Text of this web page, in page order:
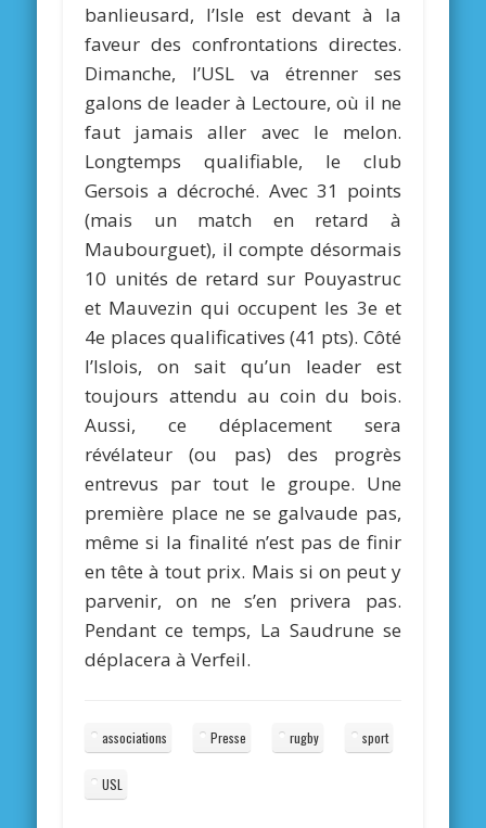
banlieusard, l’Isle est devant à la
faveur des confrontations directes.
Dimanche, l’USL va étrenner ses
galons de leader à Lectoure, où il ne
faut jamais aller avec le melon.
Longtemps qualifiable, le club
Gersois a décroché. Avec 31 points
(mais un match en retard à
Maubourguet), il compte désormais
10 unités de retard sur Pouyastruc
et Mauvezin qui occupent les 3e et
4e places qualificatives (41 pts). Côté
l’Islois, on sait qu’un leader est
toujours attendu au coin du bois.
Aussi, ce déplacement sera
révélateur (ou pas) des progrès
entrevus par tout le groupe. Une
première place ne se galvaude pas,
même si la finalité n’est pas de finir
en tête à tout prix. Mais si on peut y
parvenir, on ne s’en privera pas.
Pendant ce temps, La Saudrune se
déplacera à Verfeil.
associations Presse rugby sport
USL